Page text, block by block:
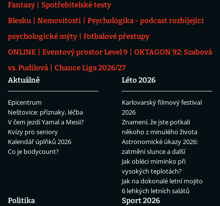
Fantasy
Spotřebitelské testy
Blesku
Nemovitosti
Psychologika - podcast rozbíjející
psychologické mýty
Fotbalové přestupy
ONLINE
Eventový prostor Level 9
OKTAGON 92: Szabová
vs. Pudilová
Chance Liga 2026/27
Aktuálně
Epicentrum
Neštovice: příznaky, léčba
V čem jezdí Yamal a Mesii?
Kvízy pro seniory
Kalendář úplňků 2026
Co je bodycount?
Léto 2026
Karlovarský filmový festival
2026
Znamení, že jste potkali
někoho z minulého života
Astronomické úkazy 2026:
zatmění slunce a další
Jak obléci miminko při
vysokých teplotách?
Jak na dokonalé letní mojito
6 lehkých letních salátů
Politika
Sport 2026